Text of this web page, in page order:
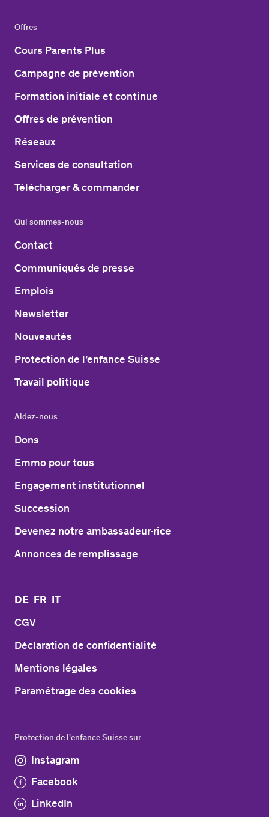
Offres
Cours Parents Plus
Campagne de prévention
Formation initiale et continue
Offres de prévention
Réseaux
Services de consultation
Télécharger & commander
Qui sommes-nous
Contact
Communiqués de presse
Emplois
Newsletter
Nouveautés
Protection de l’enfance Suisse
Travail politique
Aidez-nous
Dons
Emmo pour tous
Engagement institutionnel
Succession
Devenez notre ambassadeur·rice
Annonces de remplissage
DE FR IT
CGV
Déclaration de confidentialité
Mentions légales
Paramétrage des cookies
Protection de l'enfance Suisse sur
Instagram
Facebook
LinkedIn